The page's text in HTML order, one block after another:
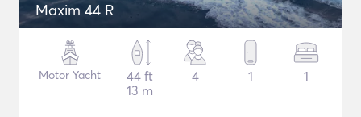
Maxim 44 R
Motor Yacht
44 ft
13 m
4 1 1